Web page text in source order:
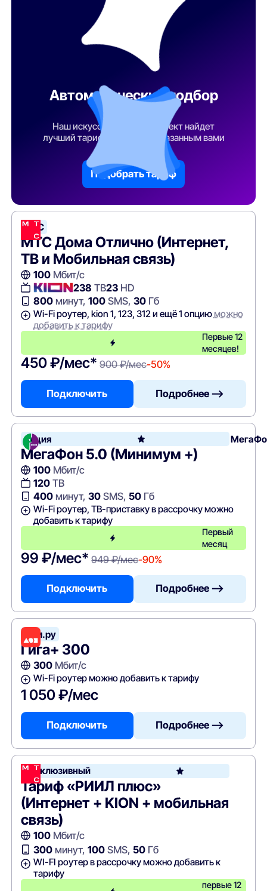
Автоматический подбор
Наш искусственный интеллект найдет
лучший тарифный план по указанным вами
Подобрать тариф
МТС
МТС Дома Отлично (Интернет,
ТВ и Мобильная связь)
100Мбит/с
238 ТВ23HD
800минут, 100SMS, 30Гб
Wi-Fi роутер, kion 1, 123, 312 и ещё 1 опциюможно
добавить к тарифу
Первые 12
месяцев!
450 ₽/мес* 900 ₽/мес-50%
Подключить Подробнее —>
Акция
МегаФон 5.0 (Минимум +)
100Мбит/с
120ТВ
400минут, 30SMS, 50Гб
Wi-Fi роутер, ТВ-приставку в рассрочку можно
добавить к тарифу
Первый
месяц
99 ₽/мес* 949 ₽/мес-90%
Подключить Подробнее —>
Дом.ру
Гига+ 300
300Мбит/с
Wi-Fi роутер можно добавить к тарифу
1 050 ₽/мес
Подключить Подробнее —>
Эксклюзивный
Тариф «РИИЛ плюс»
(Интернет + KION + мобильная
связь)
100Мбит/с
300минут, 100SMS, 50Гб
WI-FI роутер в рассрочку можно добавить к
тарифу
первые 12